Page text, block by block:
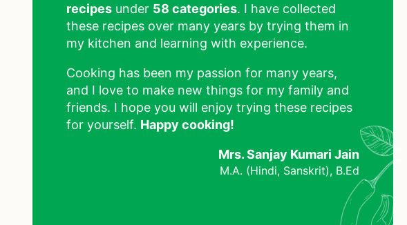
recipes under 58 categories. I have collected
these recipes over many years by trying them in
my kitchen and learning with experience.
Cooking has been my passion for many years,
and I love to make new things for my family and
friends. I hope you will enjoy trying these recipes
for yourself. Happy cooking!
Mrs. Sanjay Kumari Jain
M.A. (Hindi, Sanskrit), B.Ed